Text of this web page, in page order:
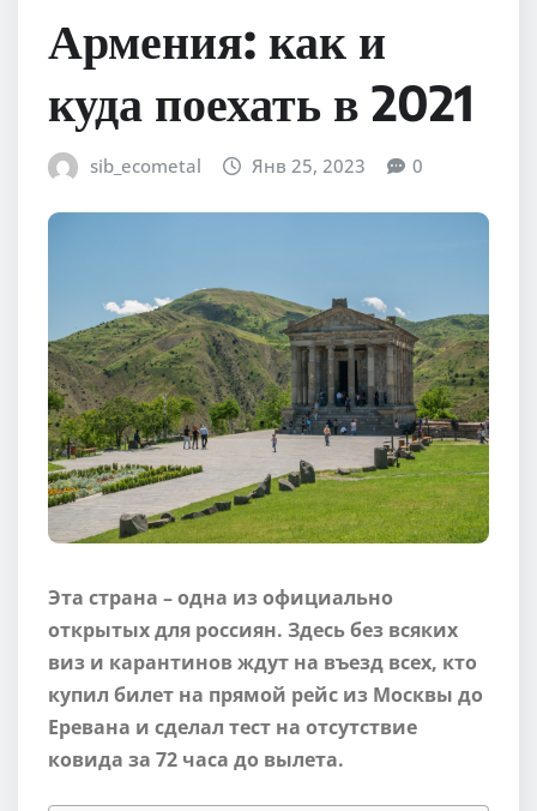
Армения: как и
куда поехать в 2021
sib_ecometal Янв 25, 2023 0
Эта страна – одна из официально
открытых для россиян. Здесь без всяких
виз и карантинов ждут на въезд всех, кто
купил билет на прямой рейс из Москвы до
Еревана и сделал тест на отсутствие
ковида за 72 часа до вылета.